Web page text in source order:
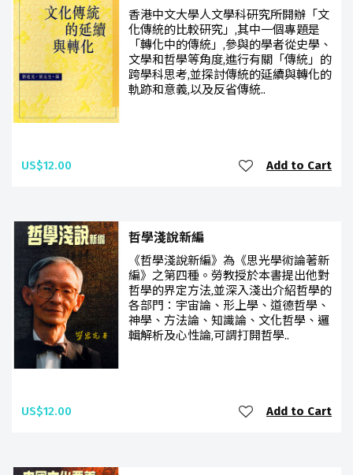
香港中文大學人文學科研究所開辦「文
化傳統的比較研究」,其中一個專題是
「轉化中的傳統」,參與的學者從史學、
文學和哲學等角度,進行有關「傳統」的
跨學科思考,並探討傳統的延續與轉化的
軌跡和意義,以及反省傳統..
US$12.00 Add to Cart
哲學淺說新編
《哲學淺說新編》為《思光學術論著新
編》之第四種。勞教授於本書提出他對
哲學的界定方法,並深入淺出介紹哲學的
各部門：宇宙論、形上學、道德哲學、
神學、方法論、知識論、文化哲學、邏
輯解析及心性論,可謂打開哲學..
US$12.00 Add to Cart